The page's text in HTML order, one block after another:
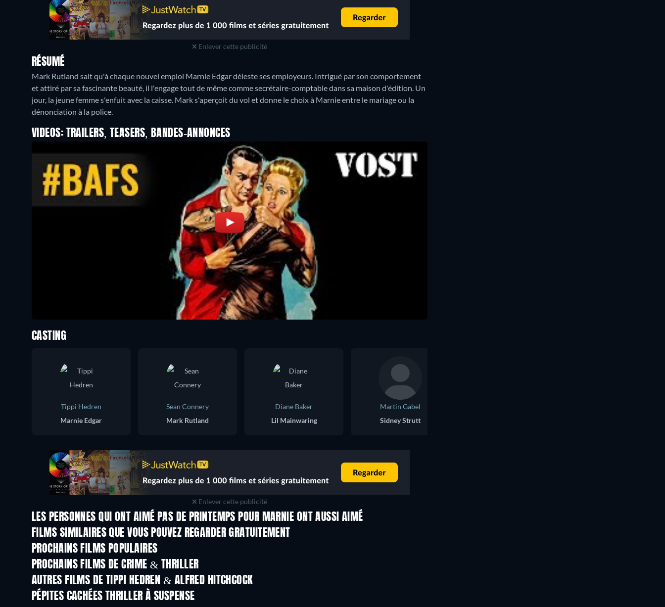
Enlever cette publicité
RÉSUMÉ
Mark Rutland sait qu'à chaque nouvel emploi Marnie Edgar déleste ses employeurs. Intrigué par son comportement
et attiré par sa fascinante beauté, il l'engage tout de même comme secrétaire-comptable dans sa maison d'édition. Un
jour, la jeune femme s'enfuit avec la caisse. Mark s'aperçoit du vol et donne le choix à Marnie entre le mariage ou la
dénonciation à la police.
VIDEOS: TRAILERS, TEASERS, BANDES-ANNONCES
CASTING
Tippi Hedren
Marnie Edgar
Sean Connery
Mark Rutland
Diane Baker
Lil Mainwaring
Martin Gabel
Sidney Strutt
Enlever cette publicité
LES PERSONNES QUI ONT AIMÉ PAS DE PRINTEMPS POUR MARNIE ONT AUSSI AIMÉ
FILMS SIMILAIRES QUE VOUS POUVEZ REGARDER GRATUITEMENT
PROCHAINS FILMS POPULAIRES
PROCHAINS FILMS DE CRIME & THRILLER
AUTRES FILMS DE TIPPI HEDREN & ALFRED HITCHCOCK
PÉPITES CACHÉES THRILLER À SUSPENSE